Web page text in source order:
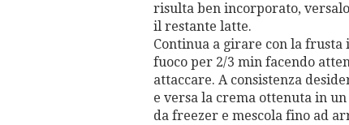
risulta ben incorporato,
il restante latte.
Continua a girare con la frusta
fuoco per 2/3 min facendo
attaccare. A consistenza
e versa la crema ottenuta in
da freezer e mescola fino ad